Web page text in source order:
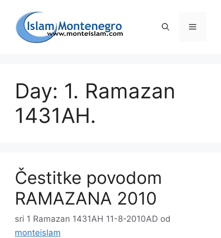
sadržaj
Day: 1. Ramazan
1431AH.
Čestitke povodom
RAMAZANA 2010
sri 1 Ramazan 1431AH 11-8-2010AD od
monteislam